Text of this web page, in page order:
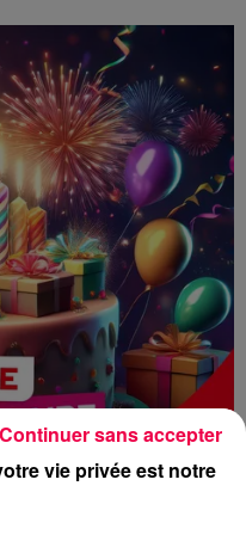
vie privée est notre
Continuer sans accepter